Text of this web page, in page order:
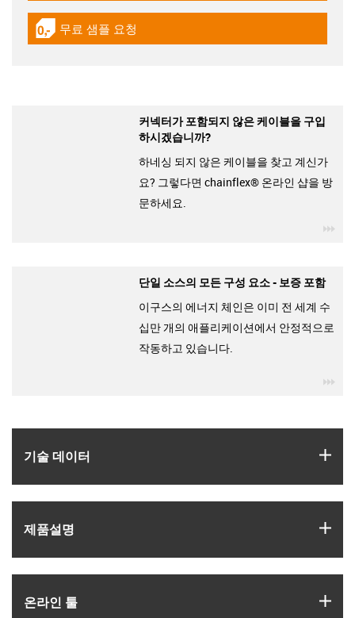
기술 데이터
제품­설명
온라인 툴
igus-icon-gratismuster
무료 샘플 요청
커넥터가 포함되지 않은 케이블을 구입
하시겠습니까?
하네싱 되지 않은 케이블을 찾고 계신가
요? 그렇다면 chainflex® 온라인 샵을 방
문하세요.
단일 소스의 모든 구성 요소 - 보증 포함
이구스의 에너지 체인은 이미 전 세계 수
십만 개의 애플리케이션에서 안정적으로
작동하고 있습니다.